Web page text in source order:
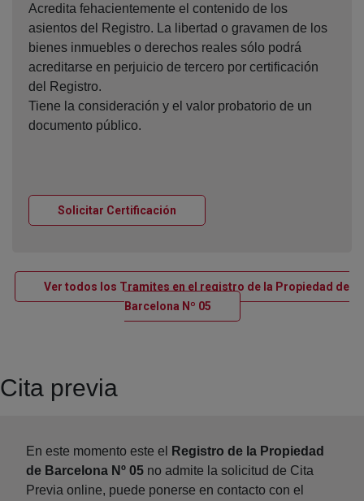
Acredita fehacientemente el contenido de los
asientos del Registro. La libertad o gravamen de los
bienes inmuebles o derechos reales sólo podrá
acreditarse en perjuicio de tercero por certificación
del Registro.
Tiene la consideración y el valor probatorio de un
documento público.
Solicitar Certificación
Ver todos los Tramites en el registro de la Propiedad de
Barcelona Nº 05Ventana nueva
Cita previa
En este momento este el
Registro de la Propiedad
de Barcelona Nº 05 no admite la solicitud de Cita
Previa online, puede ponerse en contacto con el